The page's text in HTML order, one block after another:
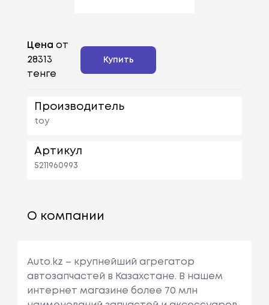
Цена от
28313
тенге
Купить
Производитель
toy
Артикул
5211960993
О компании
Auto.kz – крупнейший агрегатор
автозапчастей в Казахстане. В нашем
интернет магазине более 70 млн